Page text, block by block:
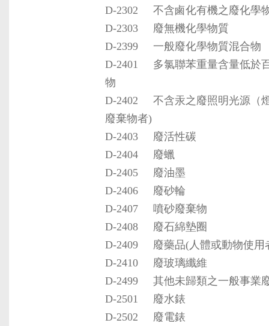
D-2302
不含鹵化有機之廢化學
D-2303
廢無機化學物質
D-2399
一般廢化學物質混合物
D-2401
多氯聯苯重量含量低於
物
D-2402
不含汞之廢照明光源（
廢棄物者)
D-2403
廢活性碳
D-2404
廢蠟
D-2405
廢油墨
D-2406
廢砂輪
D-2407
噴砂廢棄物
D-2408
廢石綿墊圈
D-2409
廢藥品(人體或動物使用
D-2410
廢玻璃纖維
D-2499
其他未歸類之一般事業
D-2501
廢水錶
D-2502
廢電錶